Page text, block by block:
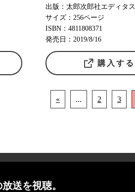
出版：太郎次郎社エディタス
サイズ：256ページ
ISBN：4811808371
発売日：2019/8/16
購入する
« ... 2 3
送を視聴。